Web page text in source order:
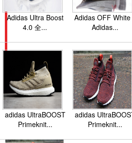
Adidas Ultra Boost
4.0 全...
Adidas OFF
Adidas...
adidas UltraBOOST
Primeknit...
adidas
Primeknit...